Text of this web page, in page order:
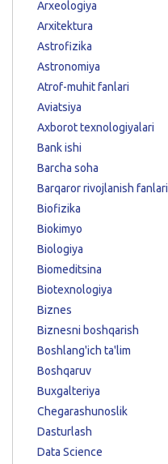
Arxeologiya
Arxitektura
Astrofizika
Astronomiya
Atrof-muhit fanlari
Aviatsiya
Axborot texnologiyalari
Bank ishi
Barcha soha
Barqaror rivojlanish fanlari
Biofizika
Biokimyo
Biologiya
Biomeditsina
Biotexnologiya
Biznes
Biznesni boshqarish
Boshlang'ich ta'lim
Boshqaruv
Buxgalteriya
Chegarashunoslik
Dasturlash
Data Science